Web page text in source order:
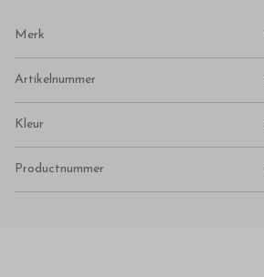
Merk
Artikelnummer
Kleur
Productnummer